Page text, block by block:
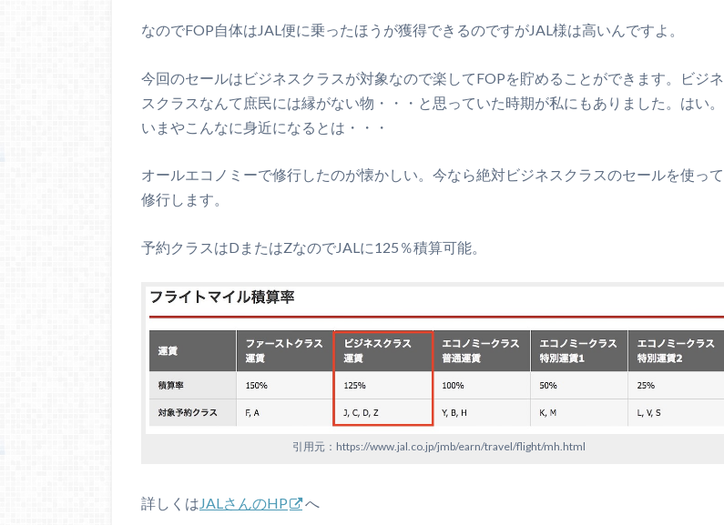
なのでFOP自体はJAL便に乗ったほうが獲得できるのですがJAL様は高いんですよ。
今回のセールはビジネスクラスが対象なので楽してFOPを貯めることができます。ビジネ
スクラスなんて庶民には縁がない物・・・と思っていた時期が私にもありました。はい。
いまやこんなに身近になるとは・・・
オールエコノミーで修行したのが懐かしい。今なら絶対ビジネスクラスのセールを使って
修行します。
予約クラスはDまたはZなのでJALに125％積算可能。
引用元：https://www.jal.co.jp/jmb/earn/travel/flight/mh.html
詳しくはJALさんのHP へ